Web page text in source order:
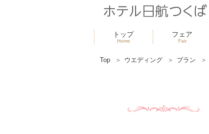
トップ
Home
フェア
Fair
Top ウエディング プラン